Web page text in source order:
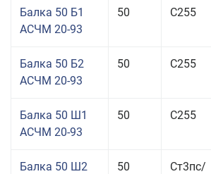
Балка 50 Б1
АСЧМ 20-93
50 С255
Балка 50 Б2
АСЧМ 20-93
50 С255
Балка 50 Ш1
АСЧМ 20-93
50 С255
Балка 50 Ш2
50
Ст3пс/